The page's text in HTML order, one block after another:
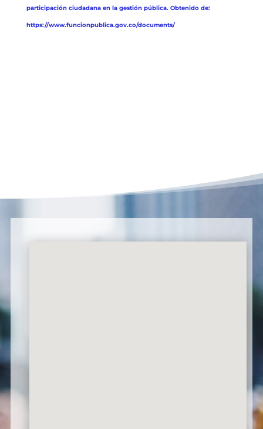
participación ciudadana en la gestión pública. Obtenido de:
https://www.funcionpublica.gov.co/documents/